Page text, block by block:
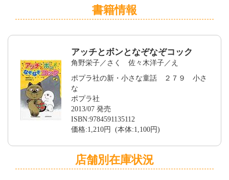
書籍情報
アッチとボンとなぞなぞコック
角野栄子／さく 佐々木洋子／え
ポプラ社の新・小さな童話 ２７９ 小さ
な
ポプラ社
2013/07 発売
ISBN:9784591135112
価格:1,210円 (本体:1,100円)
店舗別在庫状況